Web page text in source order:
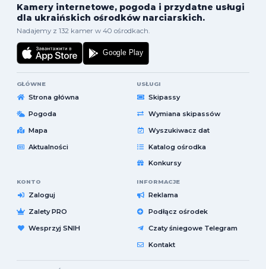
Kamery internetowe, pogoda i przydatne usługi
dla ukraińskich ośrodków narciarskich.
Nadajemy z 132 kamer w 40 ośrodkach.
GŁÓWNE
Strona główna
Pogoda
Mapa
Aktualności
USŁUGI
Skipassy
Wymiana skipassów
Wyszukiwacz dat
Katalog ośrodka
Konkursy
KONTO
Zaloguj
Zalety PRO
Wesprzyj SNIH
INFORMACJE
Reklama
Podłącz ośrodek
Czaty śniegowe Telegram
Kontakt